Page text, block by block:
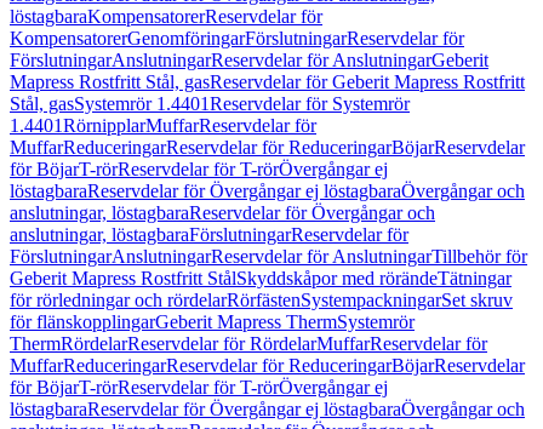
löstagbaraKompensatorerReservdelar för
KompensatorerGenomföringarFörslutningarReservdelar för
FörslutningarAnslutningarReservdelar för AnslutningarGeberit
Mapress Rostfritt Stål, gasReservdelar för Geberit Mapress Rostfritt
Stål, gasSystemrör 1.4401Reservdelar för Systemrör
1.4401RörnipplarMuffarReservdelar för
MuffarReduceringarReservdelar för ReduceringarBöjarReservdelar
för BöjarT-rörReservdelar för T-rörÖvergångar ej
löstagbaraReservdelar för Övergångar ej löstagbaraÖvergångar och
anslutningar, löstagbaraReservdelar för Övergångar och
anslutningar, löstagbaraFörslutningarReservdelar för
FörslutningarAnslutningarReservdelar för AnslutningarTillbehör för
Geberit Mapress Rostfritt StålSkyddskåpor med rörändeTätningar
för rörledningar och rördelarRörfästenSystempackningarSet skruv
för flänskopplingarGeberit Mapress ThermSystemrör
ThermRördelarReservdelar för RördelarMuffarReservdelar för
MuffarReduceringarReservdelar för ReduceringarBöjarReservdelar
för BöjarT-rörReservdelar för T-rörÖvergångar ej
löstagbaraReservdelar för Övergångar ej löstagbaraÖvergångar och